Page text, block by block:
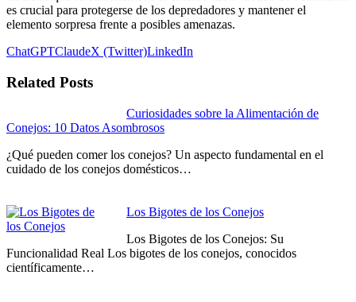
es crucial para protegerse de los depredadores y mantener el
elemento sorpresa frente a posibles amenazas.
ChatGPTClaudeX (Twitter)LinkedIn
Related Posts
Curiosidades sobre la Alimentación de
Conejos: 10 Datos Asombrosos
¿Qué pueden comer los conejos? Un aspecto fundamental en el
cuidado de los conejos domésticos…
Los Bigotes de los Conejos
Los Bigotes de los Conejos: Su
Funcionalidad Real Los bigotes de los conejos, conocidos
científicamente…
de
entradas